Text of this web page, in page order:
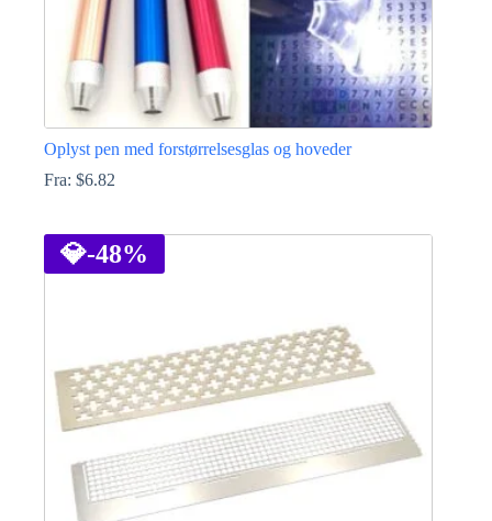
Oplyst pen med forstørrelsesglas og hoveder
Fra: $6.82
vare
har
flere
på
varesiden
💎-48%